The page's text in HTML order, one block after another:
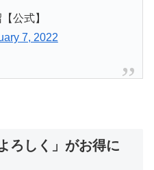
公式】
7, 2022
ろしく」がお得に